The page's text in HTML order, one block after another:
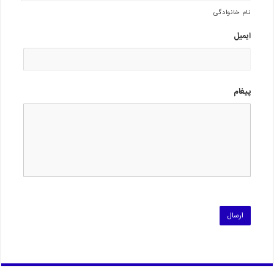
نام خانوادگی
ایمیل
پیغام